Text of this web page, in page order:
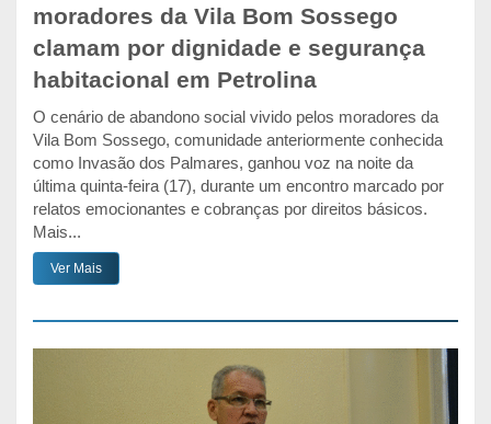
moradores da Vila Bom Sossego
clamam por dignidade e segurança
habitacional em Petrolina
O cenário de abandono social vivido pelos moradores da
Vila Bom Sossego, comunidade anteriormente conhecida
como Invasão dos Palmares, ganhou voz na noite da
última quinta-feira (17), durante um encontro marcado por
relatos emocionantes e cobranças por direitos básicos.
Mais...
Ver Mais